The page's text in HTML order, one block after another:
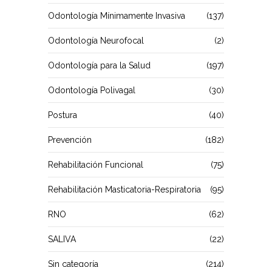
Odontología Mínimamente Invasiva (137)
Odontología Neurofocal (2)
Odontología para la Salud (197)
Odontología Polivagal (30)
Postura (40)
Prevención (182)
Rehabilitación Funcional (75)
Rehabilitación Masticatoria-Respiratoria (95)
RNO (62)
SALIVA (22)
Sin categoría (214)